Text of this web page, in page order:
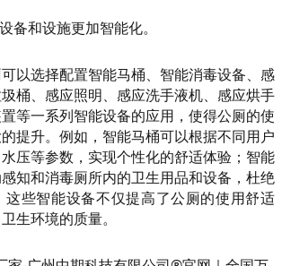
备和设施更加智能化。
以选择配置智能马桶、智能消毒设备、感
桶、感应照明、感应洗手液机、感应烘手
等一系列智能设备的应用，使得公厕的使
提升。例如，智能马桶可以根据不同用户
压等参数，实现个性化的舒适体验；智能
知和消毒厕所内的卫生用品和设备，杜绝
这些智能设备不仅提高了公厕的使用舒适
生环境的质量。